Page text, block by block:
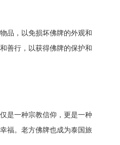
品，以免损坏佛牌的外观和
善行，以获得佛牌的保护和
是一种宗教信仰，更是一种
福。老方佛牌也成为泰国旅